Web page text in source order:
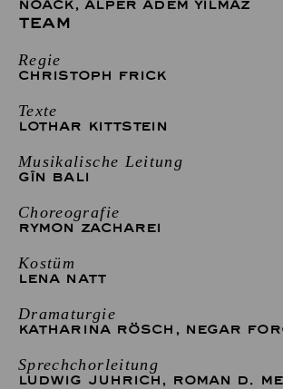
NOACK, ALPER ADEM YILMAZ
TEAM
Regie
CHRISTOPH FRICK
Texte
LOTHAR KITTSTEIN
Musikalische Leitung
GÎN BALI
Choreografie
RYMON ZACHAREI
Kostüm
LENA NATT
Dramaturgie
KATHARINA RÖSCH , NEGAR
Sprechchorleitung
LUDWIG JUHRICH , ROMAN D.